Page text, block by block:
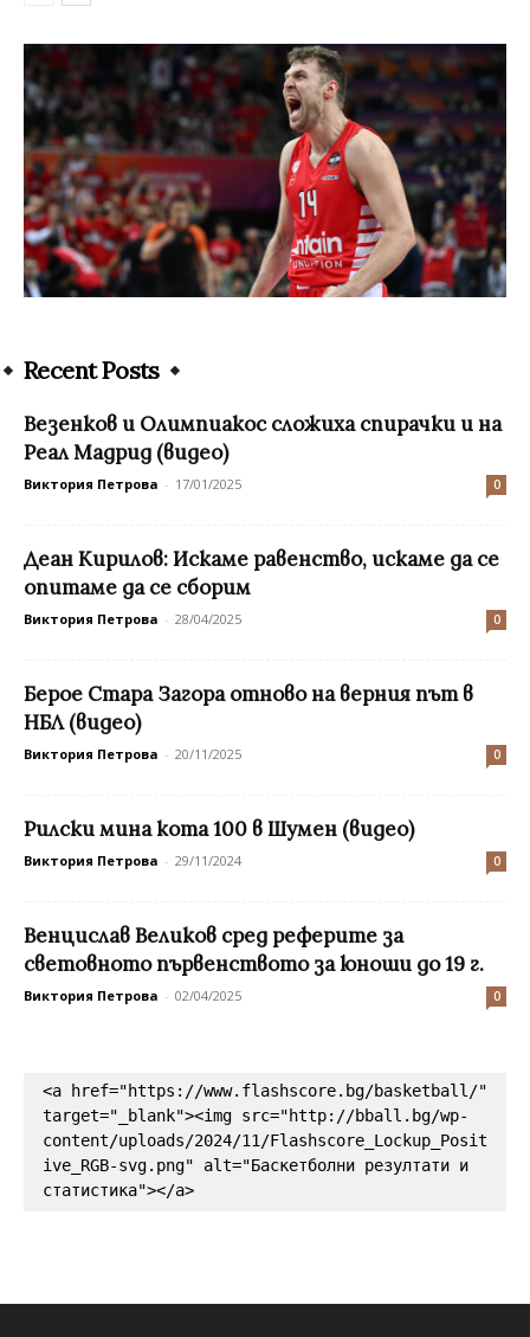
Recent Posts
Везенков и Олимпиакос сложиха спирачки и на
Реал Мадрид (видео)
Виктория Петрова - 17/01/2025 0
Деан Кирилов: Искаме равенство, искаме да се
опитаме да се сборим
Виктория Петрова - 28/04/2025 0
Берое Стара Загора отново на верния път в
НБЛ (видео)
Виктория Петрова - 20/11/2025 0
Рилски мина кота 100 в Шумен (видео)
Виктория Петрова - 29/11/2024 0
Венцислав Великов сред реферите за
световното първенството за юноши до 19 г.
Виктория Петрова - 02/04/2025 0
<a href="https://www.flashscore.bg/basketball/"
target="_blank"><img src="http://bball.bg/wp-
content/uploads/2024/11/Flashscore_Lockup_Posit
ive_RGB-svg.png" alt="Баскетболни резултати и
статистика"></a>